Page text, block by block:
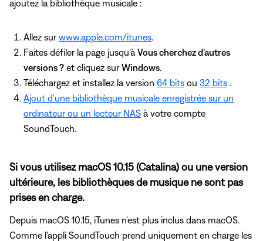
ajoutez la bibliothèque musicale :
Allez surwww.apple.com/itunes
Faites défiler la page jusqu’à Vous cherchez d’autres
versions ? et cliquez surWindows
Téléchargez et installez la version 64 bits ou 32 bits
Ajout d'une bibliothèque musicale enregistrée sur un
ordinateur ou un lecteur NAS à votre compte
SoundTouch.
Si vous utilisez macOS 10.15 (Catalina) ou une version
ultérieure, les bibliothèques de musique ne sont pas
prises en charge.
Depuis macOS 10.15, iTunes n'est plus inclus dans macOS.
Comme l'appli SoundTouch prend uniquement en charge les